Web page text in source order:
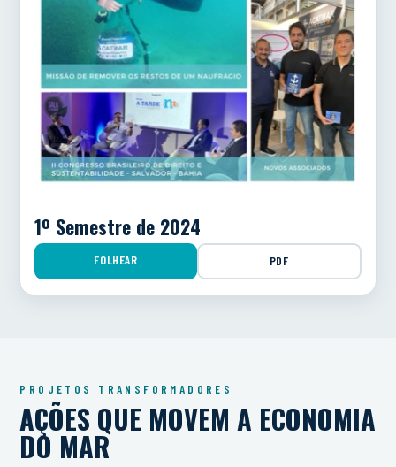
1º Semestre de 2024
FOLHEAR PDF
PROJETOS TRANSFORMADORES
AÇÕES QUE MOVEM A ECONOMIA
DO MAR